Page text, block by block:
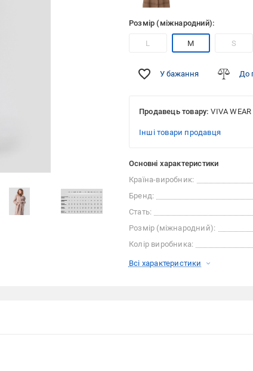
Розмір (міжнародний):
L M S
У бажання До
Продавець товару: VIVA WEAR
Інші товари продавця
Основні характеристики
Країна-виробник:
Бренд:
Стать:
Розмір (міжнародний):
Колір виробника:
Всі характеристики